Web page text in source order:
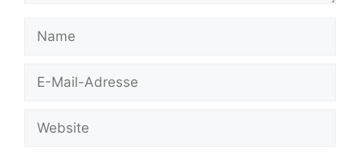
Name
Website